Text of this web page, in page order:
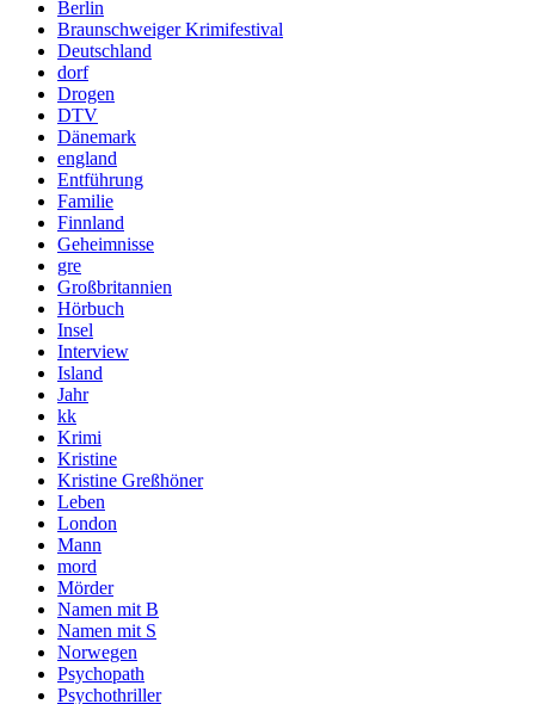
Berlin
Braunschweiger Krimifestival
Deutschland
dorf
Drogen
DTV
Dänemark
england
Entführung
Familie
Finnland
Geheimnisse
gre
Großbritannien
Hörbuch
Insel
Interview
Island
Jahr
kk
Krimi
Kristine
Kristine Greßhöner
Leben
London
Mann
mord
Mörder
Namen mit B
Namen mit S
Norwegen
Psychopath
Psychothriller